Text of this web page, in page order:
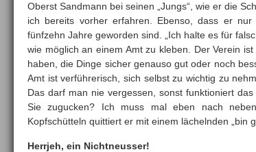
Oberst Sandmann bei seinen „Jungs“, wie er die
ich bereits vorher erfahren. Ebenso, dass er
fünfzehn Jahre geworden sind. „Ich halte es für
wie möglich an einem Amt zu kleben. Der Verein
haben, die Dinge sicher genauso gut oder noch
Amt ist verführerisch, sich selbst zu wichtig zu
Das darf man nie vergessen, sonst funktioniert
Sie zugucken? Ich muss mal eben nach
Kopfschütteln quittiert er mit einem lächelnden „bin
Herrjeh, ein Nichtneusser!